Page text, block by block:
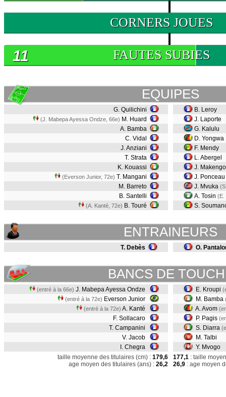
CORNERS JOUES
FAUTES SUBIES
11
EQUIPES
G. Quilichini
(J. Mabepa Ayessa Ondze, 66e) M. Huard
A. Bamba
C. Vidal
J. Anziani
T. Strata
K. Kouassi
(Everson Junior, 72e) T. Mangani
M. Barreto
B. Santelli
(A. Kanté, 72e) B. Touré
B. Leroy
J. Laporte
G. Kalulu
D.
F. Mendy
L. Abergel
J.
J. Ponceau
J. Mvuka
A. Tosin (E.
S.
ENTRAINEURS
T. Debès O.
BANCS DE
(entré à la 66e) J. Mabepa Ayessa Ondze
(entré à la 72e) Everson Junior
(entré à la 72e) A. Kanté
F. Sollacaro
T. Campanini
V. Jacob
I. Chegra
E. Kroupi
M. Bamba
A. Avom
P. Pagis
S. Diarra
M. Talbi
Y. Mvogo
taille moyenne des titulaires (cm) : 179,6
age moyen des titulaires (ans) : 26,2
177,1 : taille
26,9 : age moyen